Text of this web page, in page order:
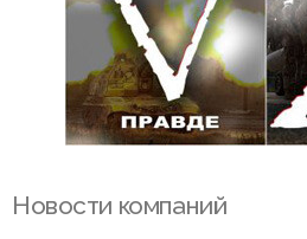
Новости компаний